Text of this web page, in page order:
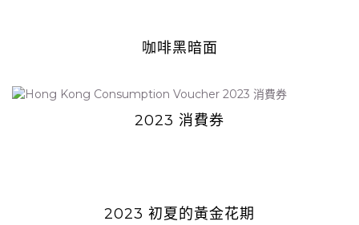
咖啡黑暗面
2023 消費券
2023 初夏的黃金花期